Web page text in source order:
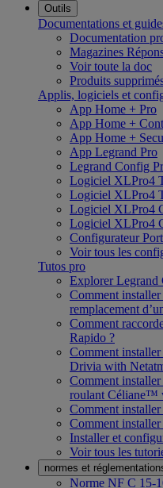
Outils
Documentations et
Documentation
Magazines
Voir toute la doc
Produits
Applis, logiciels et
App Home + Pro
App Home +
App Home +
App Legrand Pro
Legrand Config
Logiciel XLPro4
Logiciel XLPro4
Logiciel XLPro4
Logiciel XLPro4
Configurateur
Voir tous les
Tutos pro
Explorer Legrand
Comment
remplacement
Comment
Rapido ?
Comment
Drivia with
Comment
roulant Céliane™
Comment
Comment
Installer et
Voir tous les
normes et
Norme NF C 15-